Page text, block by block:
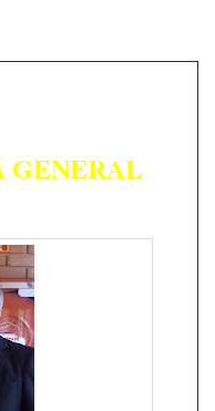
GENERAL